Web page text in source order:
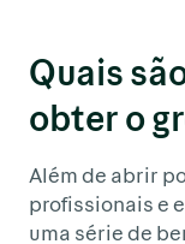
Quais
obter o
Além de abrir
profissionais e
uma série de